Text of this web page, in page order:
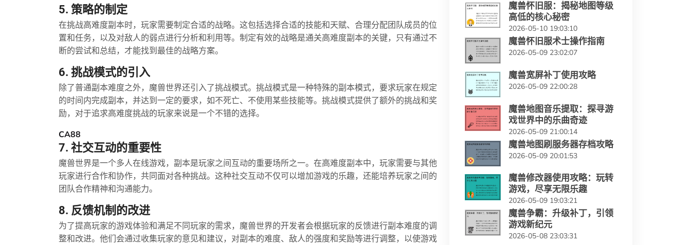
5. 策略的制定
在挑战高难度副本时，玩家需要制定合适的战略。这包括选择合适的技能和天赋、合理分配团队成员的位
置和任务，以及对敌人的弱点进行分析和利用等。制定有效的战略是通关高难度副本的关键，只有通过不
断的尝试和总结，才能找到最佳的战略方案。
6. 挑战模式的引入
除了普通副本难度之外，魔兽世界还引入了挑战模式。挑战模式是一种特殊的副本模式，要求玩家在规定
的时间内完成副本，并达到一定的要求，如不死亡、不使用某些技能等。挑战模式提供了额外的挑战和奖
励，对于追求高难度挑战的玩家来说是一个不错的选择。
CA88
7. 社交互动的重要性
魔兽世界是一个多人在线游戏，副本是玩家之间互动的重要场所之一。在高难度副本中，玩家需要与其他
玩家进行合作和协作，共同面对各种挑战。这种社交互动不仅可以增加游戏的乐趣，还能培养玩家之间的
团队合作精神和沟通能力。
8. 反馈机制的改进
为了提高玩家的游戏体验和满足不同玩家的需求，魔兽世界的开发者会根据玩家的反馈进行副本难度的调
整和改进。他们会通过收集玩家的意见和建议，对副本的难度、敌人的强度和奖励等进行调整，以使游戏
魔兽怀旧服：揭秘地图等级
高低的核心秘密
2026-05-10 19:03:10
魔兽怀旧服术士操作指南
2026-05-09 23:02:07
魔兽宽屏补丁使用攻略
2026-05-09 22:00:28
魔兽地图音乐提取：探寻游
戏世界中的乐曲奇迹
2026-05-09 21:00:14
魔兽地图刷服务器存档攻略
2026-05-09 20:01:53
魔兽修改器使用攻略：玩转
游戏，尽享无限乐趣
2026-05-09 19:03:21
魔兽争霸：升级补丁，引领
游戏新纪元
2026-05-08 23:03:31